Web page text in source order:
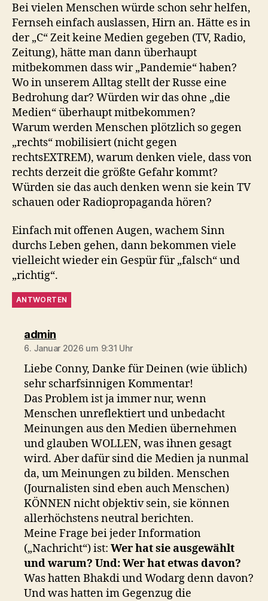
Bei vielen Menschen würde schon sehr helfen,
Fernseh einfach auslassen, Hirn an. Hätte es in
der „C“ Zeit keine Medien gegeben (TV, Radio,
Zeitung), hätte man dann überhaupt
mitbekommen dass wir „Pandemie“ haben?
Wo in unserem Alltag stellt der Russe eine
Bedrohung dar? Würden wir das ohne „die
Medien“ überhaupt mitbekommen?
Warum werden Menschen plötzlich so gegen
„rechts“ mobilisiert (nicht gegen
rechtsEXTREM), warum denken viele, dass von
rechts derzeit die größte Gefahr kommt?
Würden sie das auch denken wenn sie kein TV
schauen oder Radiopropaganda hören?
Einfach mit offenen Augen, wachem Sinn
durchs Leben gehen, dann bekommen viele
vielleicht wieder ein Gespür für „falsch“ und
„richtig“.
ANTWORTEN
adminsagt:
6. Januar 2026 um 9:31 Uhr
Liebe Conny, Danke für Deinen (wie üblich)
sehr scharfsinnigen Kommentar!
Das Problem ist ja immer nur, wenn
Menschen unreflektiert und unbedacht
Meinungen aus den Medien übernehmen
und glauben WOLLEN, was ihnen gesagt
wird. Aber dafür sind die Medien ja nunmal
da, um Meinungen zu bilden. Menschen
(Journalisten sind eben auch Menschen)
KÖNNEN nicht objektiv sein, sie können
allerhöchstens neutral berichten.
Meine Frage bei jeder Information
(„Nachricht“) ist:Wer hat sie ausgewählt
und warum? Und: Wer hat etwas davon?
Was hatten Bhakdi und Wodarg denn davon?
Und was hatten im Gegenzug die